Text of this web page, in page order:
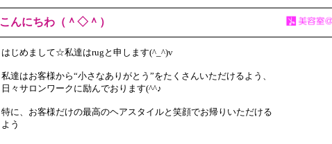
こんにちわ（＾◇＾）
はじめまして☆私達はrugと申します(^_^)v
私達はお客様から“小さなありがとう”をたくさんいただけるよう、
日々サロンワークに励んでおります(^^♪
特に、お客様だけの最高のヘアスタイルと笑顔でお帰りいただける
よう